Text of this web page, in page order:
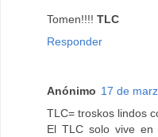
Tomen!!!! TLC
Responder
Anónimo 17 de
TLC= troskos lindos
El TLC solo vive